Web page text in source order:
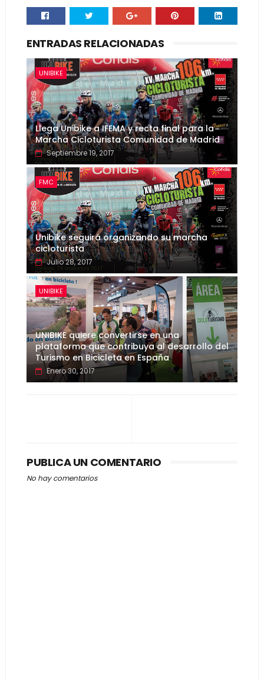
ENTRADAS RELACIONADAS
UNIBIKE
Llega Unibike a IFEMA y recta final para la
Marcha Cicloturista Comunidad de Madrid
Septiembre 19, 2017
FMC
Unibike seguirá organizando su marcha
cicloturista
Julio 28, 2017
UNIBIKE
UNIBIKE quiere convertirse en una
plataforma que contribuya al desarrollo del
Turismo en Bicicleta en España
Enero 30, 2017
PUBLICA UN COMENTARIO
No hay comentarios